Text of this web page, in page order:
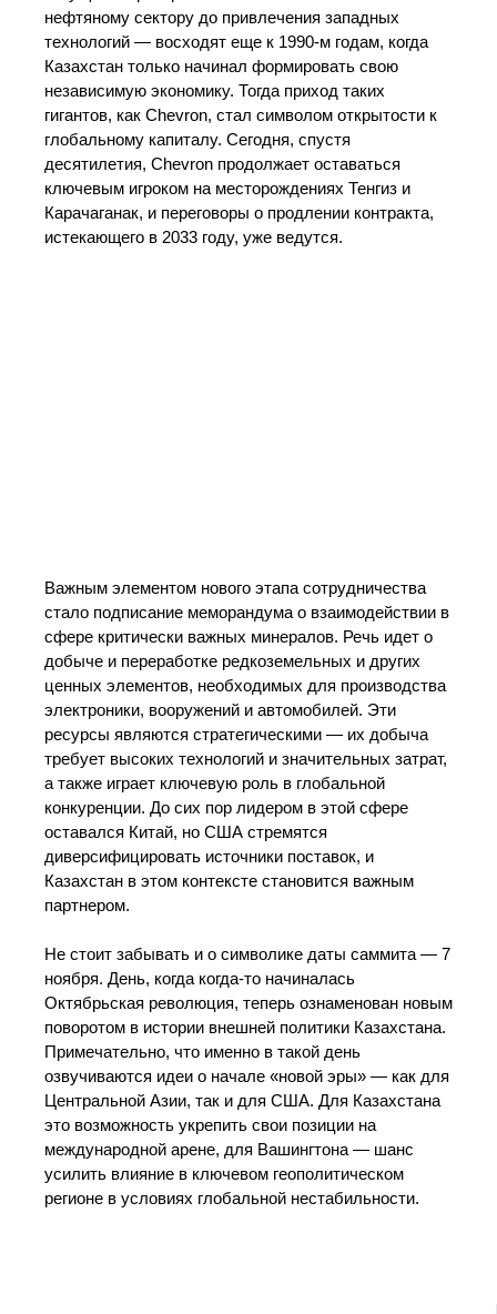
нефтяному сектору до привлечения западных
технологий — восходят еще к 1990-м годам, когда
Казахстан только начинал формировать свою
независимую экономику. Тогда приход таких
гигантов, как Chevron, стал символом открытости к
глобальному капиталу. Сегодня, спустя
десятилетия, Chevron продолжает оставаться
ключевым игроком на месторождениях Тенгиз и
Карачаганак, и переговоры о продлении контракта,
истекающего в 2033 году, уже ведутся.
Важным элементом нового этапа сотрудничества
стало подписание меморандума о взаимодействии в
сфере критически важных минералов. Речь идет о
добыче и переработке редкоземельных и других
ценных элементов, необходимых для производства
электроники, вооружений и автомобилей. Эти
ресурсы являются стратегическими — их добыча
требует высоких технологий и значительных затрат,
а также играет ключевую роль в глобальной
конкуренции. До сих пор лидером в этой сфере
оставался Китай, но США стремятся
диверсифицировать источники поставок, и
Казахстан в этом контексте становится важным
партнером.
Не стоит забывать и о символике даты саммита — 7
ноября. День, когда когда-то начиналась
Октябрьская революция, теперь ознаменован новым
поворотом в истории внешней политики Казахстана.
Примечательно, что именно в такой день
озвучиваются идеи о начале «новой эры» — как для
Центральной Азии, так и для США. Для Казахстана
это возможность укрепить свои позиции на
международной арене, для Вашингтона — шанс
усилить влияние в ключевом геополитическом
регионе в условиях глобальной нестабильности.